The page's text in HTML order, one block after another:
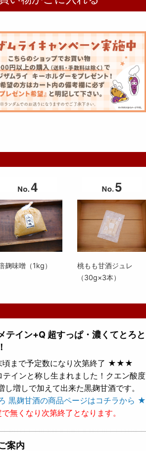
麹味噌（1kg）
桃もも甘酒ジュレ
（30g×3本）
イン+Q 超すっぱ・濃くてとろと
まで予定数になり次第終了 ★★★
インと称し生まれました！クエン酸度
増しで加えて出来た黒麹甘酒です。
黒麹甘酒の商品ページはコチラから ★
無くなり次第終了となります。
案内